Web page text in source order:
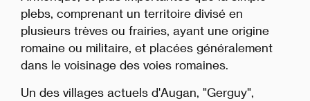
plebs, comprenant un territoire divisé en
plusieurs trèves ou frairies, ayant une origine
romaine ou militaire, et placées généralement
dans le voisinage des voies romaines.
Un des villages actuels d'Augan, "Gerguy",